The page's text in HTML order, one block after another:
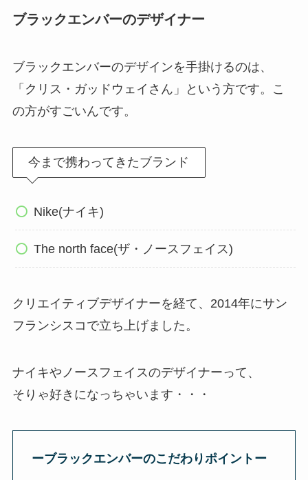
ブラックエンバーのデザイナー
ブラックエンバーのデザインを手掛けるのは、
「クリス・ガッドウェイさん」という方です。こ
の方がすごいんです。
今まで携わってきたブランド
Nike(ナイキ)
The north face(ザ・ノースフェイス)
クリエイティブデザイナーを経て、2014年にサン
フランシスコで立ち上げました。
ナイキやノースフェイスのデザイナーって、
そりゃ好きになっちゃいます・・・
ーブラックエンバーのこだわりポイントー